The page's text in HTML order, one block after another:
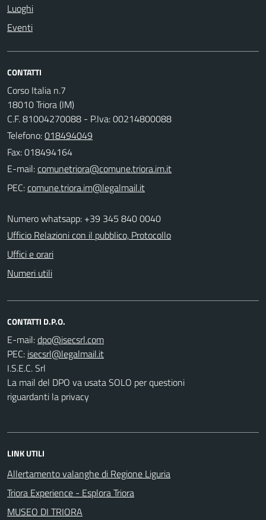
Luoghi
Eventi
CONTATTI
Corso Italia n.7
18010 Triora (IM)
C.F. 81004270088 - P.Iva: 00214800088
Telefono:018494049
Fax: 018494164
E-mail:
PEC:
Numero whatsapp: +39 345 840 0040
Ufficio Relazioni con il pubblico, Protocollo
Uffici e orari
Numeri utili
CONTATTI D.P.O.
E-mail:
PEC:
I.S.E.C. Srl
La mail del DPO va usata SOLO per questioni
riguardanti la privacy
LINK UTILI
Allertamento valanghe di Regione Liguria
Triora Experience - Esplora Triora
MUSEO DI TRIORA